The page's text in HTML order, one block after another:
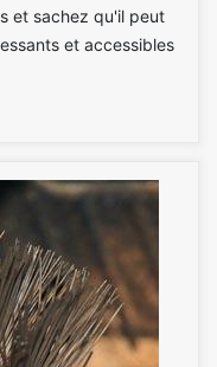
et sachez qu'il peut
et accessibles